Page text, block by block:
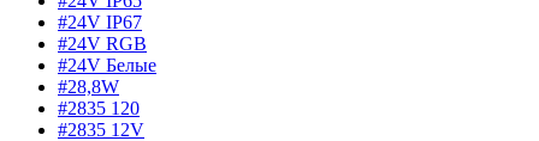
#24V IP67
#24V RGB
#24V Белые
#28,8W
#2835 120
#2835 12V